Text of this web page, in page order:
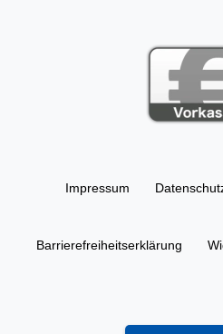
Impressum
Barrierefreiheitserklärung